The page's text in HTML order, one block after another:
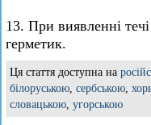
13. При виявленні
герметик.
Ця стаття доступна на
білоруською, сербською,
словацькою, угорською